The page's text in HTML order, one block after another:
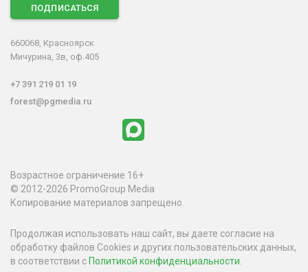
ПОДПИСАТЬСЯ
660068, Красноярск
Мичурина, 3в, оф.405
+7 391 219 01 19
forest@pgmedia.ru
Возрастное ограничение 16+
© 2012-2026 PromoGroup Media
Копирование материалов запрещено.
Продолжая использовать наш сайт, вы даете согласие на
обработку файлов Cookies и других пользовательских данных,
в соответствии сПолитикой конфиденциальности